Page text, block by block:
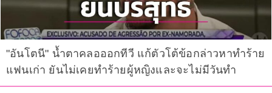
"อันโตนี" น้ำตาคลอออกทีวี แก้ตัวโต้ข้อกล่าวหาทำร้าย
แฟนเก่า ยันไม่เคยทำร้ายผู้หญิงและจะไม่มีวันทำ